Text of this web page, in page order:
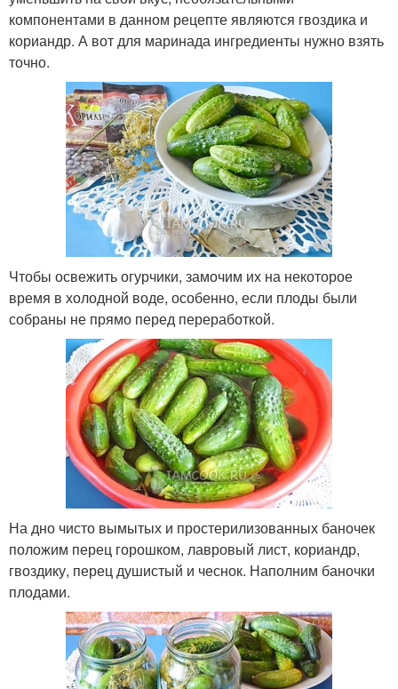
компонентами в данном рецепте являются гвоздика и
кориандр. А вот для маринада ингредиенты нужно взять
точно.
Чтобы освежить огурчики, замочим их на некоторое
время в холодной воде, особенно, если плоды были
собраны не прямо перед переработкой.
На дно чисто вымытых и простерилизованных баночек
положим перец горошком, лавровый лист, кориандр,
гвоздику, перец душистый и чеснок. Наполним баночки
плодами.